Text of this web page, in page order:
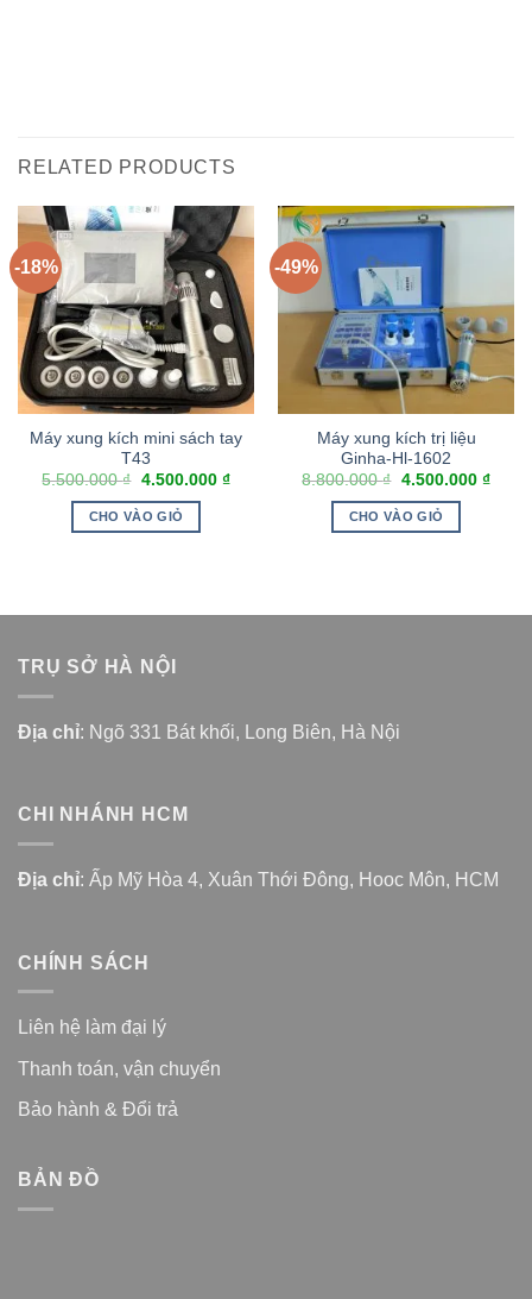
RELATED PRODUCTS
-18%
Máy xung kích mini sách tay
T43
5.500.000₫ 4.500.000 ₫
CHO VÀO GIỎ
-49%
Máy xung kích trị liệu
Ginha-Hl-1602
8.800.000₫ 4.500.000 ₫
CHO VÀO GIỎ
TRỤ SỞ HÀ NỘI
Địa chỉ: Ngõ 331 Bát khối, Long Biên, Hà Nội
CHI NHÁNH HCM
Địa chỉ: Ấp Mỹ Hòa 4, Xuân Thới Đông, Hooc Môn, HCM
CHÍNH SÁCH
Liên hệ làm đại lý
Thanh toán, vận chuyển
Bảo hành & Đổi trả
BẢN ĐỒ